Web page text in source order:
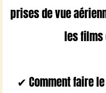
prises de vue
les films
✔ Comment faire